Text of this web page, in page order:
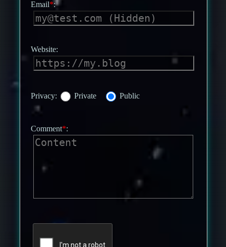
Email*:
Website:
Privacy: Private Public
Comment*: